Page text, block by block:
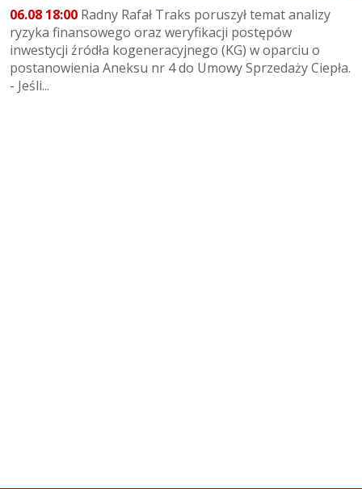
06.08 18:00 Radny Rafał Traks poruszył temat analizy
ryzyka finansowego oraz weryfikacji postępów
inwestycji źródła kogeneracyjnego (KG) w oparciu o
postanowienia Aneksu nr 4 do Umowy Sprzedaży Ciepła.
- Jeśli...